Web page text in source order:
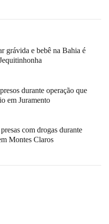
grávida e bebê na Bahia é
durante operação que
em Juramento
com drogas durante
Montes Claros